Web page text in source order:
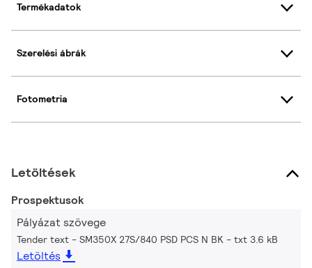
Termékadatok
Szerelési ábrák
Fotometria
Letöltések
Prospektusok
Pályázat szövege
Tender text - SM350X 27S/840 PSD PCS N BK txt 3.6 kB
Letöltés